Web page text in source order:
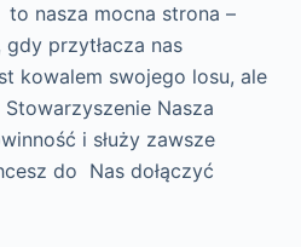
nasza mocna strona –
przytłacza nas
kowalem swojego losu, ale
Nasza
i służy zawsze
do Nas dołączyć